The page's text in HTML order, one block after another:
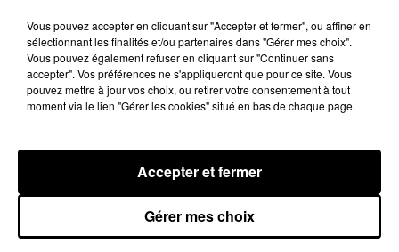
Hip-Hop News
single « Coulda Shoulda Woulda »
Vous pouvez accepter en cliquant sur "Accepter et fermer", ou affiner en
sélectionnant les finalités et/ou partenaires dans "Gérer mes choix".
Vous pouvez également refuser en cliquant sur "Continuer sans
accepter". Vos préférences ne s'appliqueront que pour ce site. Vous
pouvez mettre à jour vos choix, ou retirer votre consentement à tout
moment via le lien "Gérer les cookies" situé en bas de chaque page.
Gérer mes choix
Accepter et fermer